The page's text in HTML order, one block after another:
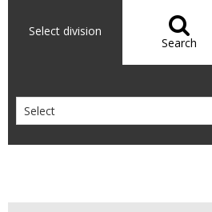
Select division 
Search